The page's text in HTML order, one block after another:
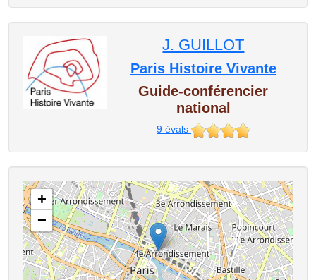
J. GUILLOT
Paris Histoire Vivante
Guide-conférencier
national
9évals
+
−